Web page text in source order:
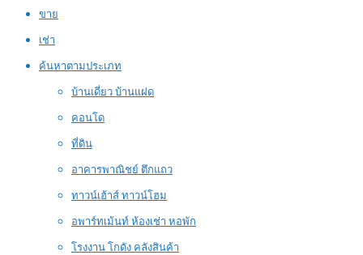
ขาย
เช่า
ค้นหาตามประเภท
บ้านเดี่ยว บ้านแฝด
คอนโด
ที่ดิน
อาคารพาณิชย์ ตึกแถว
ทาวน์เฮ้าส์ ทาวน์โฮม
อพาร์ทเม้นท์ ห้องเช่า หอพัก
โรงงาน โกดัง คลังสินค้า